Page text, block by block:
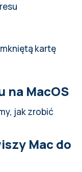
kartę
na MacOS
jak zrobić
Mac do